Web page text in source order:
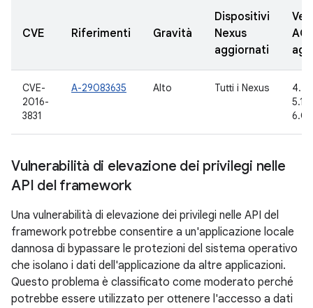
CVE Riferimenti Gravità
Dispositivi
Nexus
aggiornati
CVE-
2016-
3831
A-29083635 Alto Tutti i Nexus
6.0.1
Vulnerabilità di elevazione dei privilegi nelle
API del framework
Una vulnerabilità di elevazione dei privilegi nelle API del
framework potrebbe consentire a un'applicazione locale
dannosa di bypassare le protezioni del sistema operativo
che isolano i dati dell'applicazione da altre applicazioni.
Questo problema è classificato come moderato perché
potrebbe essere utilizzato per ottenere l'accesso a dati